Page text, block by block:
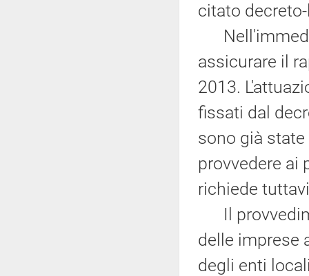
citato
assicurare il
2013.
fissati dal
sono già
provvedere ai
richiede
Il
delle imprese
degli enti